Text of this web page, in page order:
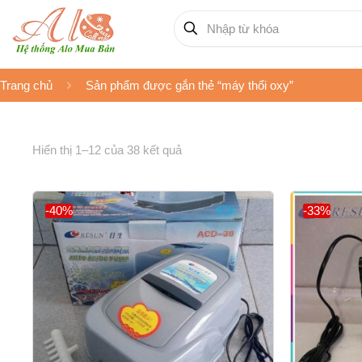
Trang chủ Sản phẩm được gắn thẻ “máy thổi oxy”
Hiển thị 1–12 của 38 kết quả
-40% -33%